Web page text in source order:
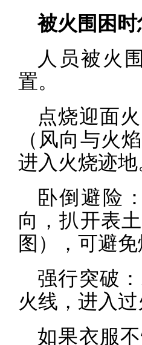
被火围困
人员被火
置。
点烧迎面
（风向与火
进入火烧迹地
卧倒避险
向，扒开表
图），可避免
强行突破
火线，进入过
如果衣服